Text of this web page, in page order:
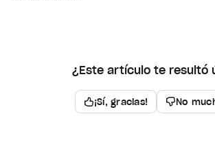
¿Este artículo te resultó
¡Sí, gracias! No